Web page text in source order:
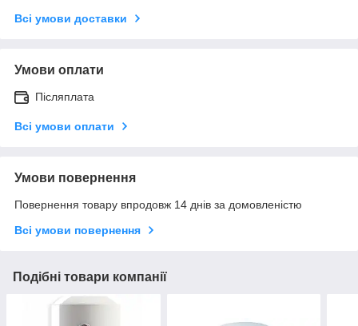
Всі умови доставки
Умови оплати
Післяплата
Всі умови оплати
Умови повернення
Повернення товару впродовж 14 днів за домовленістю
Всі умови повернення
Подібні товари компанії